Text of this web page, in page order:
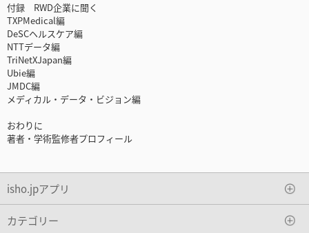
付録 RWD企業に聞く
TXPMedical編
DeSCヘルスケア編
NTTデータ編
TriNetXJapan編
Ubie編
JMDC編
メディカル・データ・ビジョン編
おわりに
著者・学術監修者プロフィール
isho.jpアプリ
カテゴリー